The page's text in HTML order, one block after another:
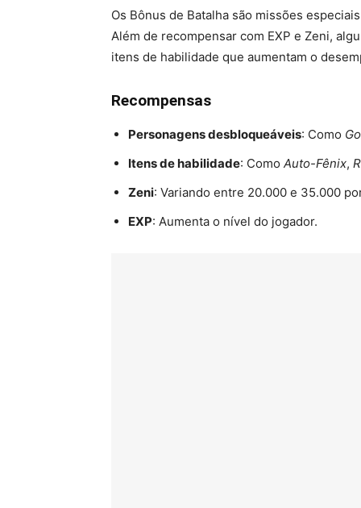
Os Bônus de Batalha são missões
Além de recompensar com EXP e Zeni,
itens de habilidade que aumentam o
Recompensas
Personagens desbloqueáveis: Como
Itens de habilidade: Como Auto-Fênix,
Zeni: Variando entre 20.000 e 35.000
EXP: Aumenta o nível do jogador.